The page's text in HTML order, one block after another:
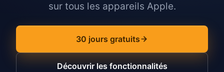
sur tous les appareils Apple.
30 jours gratuits
Découvrir les fonctionnalités